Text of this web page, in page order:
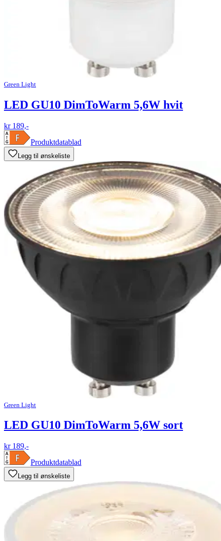
Green Light
LED GU10 DimToWarm 5,6W hvit
kr 189,-
Produktdatablad
Legg til ønskeliste
Green Light
LED GU10 DimToWarm 5,6W sort
kr 189,-
Produktdatablad
Legg til ønskeliste